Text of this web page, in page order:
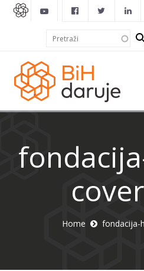
Search
form
Home fondacija-